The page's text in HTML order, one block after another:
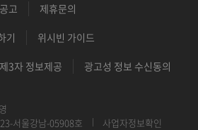
고 제휴문의
기 위시빈 가이드
제3자 정보제공 광고성 정보 수신동의
서울강남-05908호
사업자정보확인